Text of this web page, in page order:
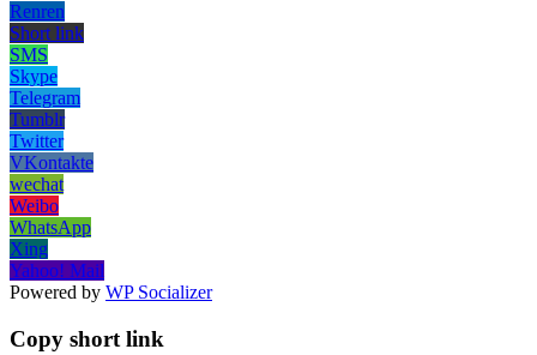
Renren
Short link
SMS
Skype
Telegram
Tumblr
Twitter
VKontakte
wechat
Weibo
WhatsApp
Xing
Yahoo! Mail
Powered by WP Socializer
Copy short link